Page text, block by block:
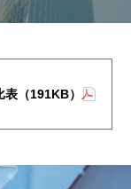
表（191KB）